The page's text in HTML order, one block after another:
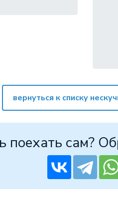
вернуться к списку
сам?